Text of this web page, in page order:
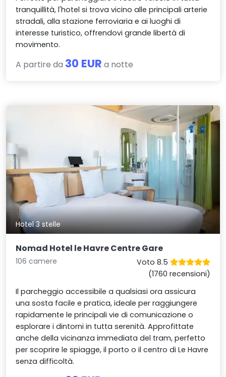
tranquillità, l'hotel si trova vicino alle principali arterie
stradali, alla stazione ferroviaria e ai luoghi di
interesse turistico, offrendovi grande libertà di
movimento.
A partire da 30 EUR a notte
Hotel 3 stelle
Nomad Hotel le Havre Centre Gare
106 camere
Voto 8.5
(1760 recensioni)
Il parcheggio accessibile a qualsiasi ora assicura
una sosta facile e pratica, ideale per raggiungere
rapidamente le principali vie di comunicazione o
esplorare i dintorni in tutta serenità. Approfittate
anche della vicinanza immediata del tram, perfetto
per scoprire le spiagge, il porto o il centro di Le Havre
senza difficoltà.